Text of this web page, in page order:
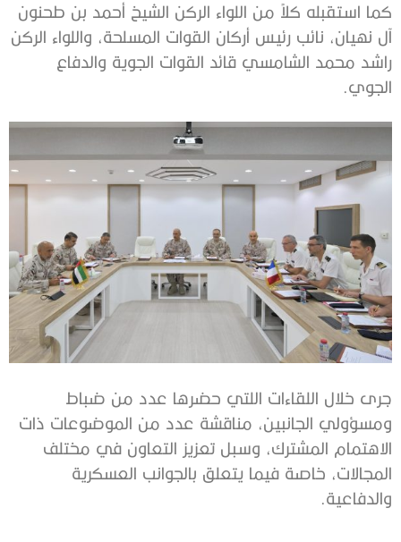
كما استقبله كلاً من اللواء الركن الشيخ أحمد بن طحنون
آل نهيان، نائب رئيس أركان القوات المسلحة، واللواء الركن
راشد محمد الشامسي قائد القوات الجوية والدفاع
الجوي.
جرى خلال اللقاءات اللتي حضرها عدد من ضباط
ومسؤولي الجانبين، مناقشة عدد من الموضوعات ذات
الاهتمام المشترك، وسبل تعزيز التعاون في مختلف
المجالات، خاصة فيما يتعلق بالجوانب العسكرية
والدفاعية.